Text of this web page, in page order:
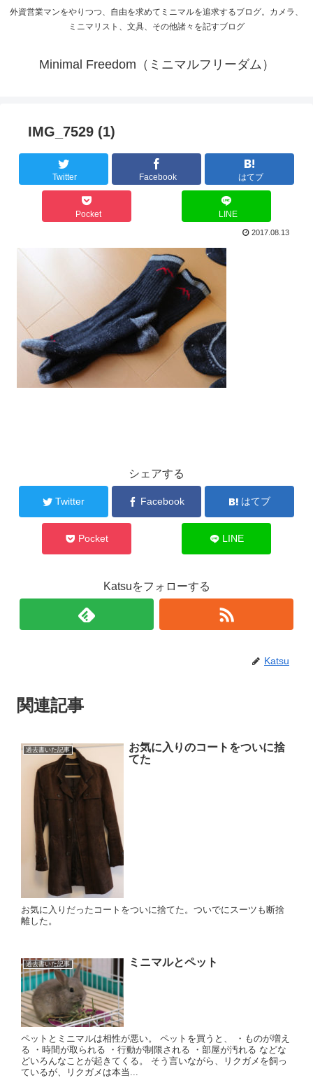
外資営業マンをやりつつ、自由を求めてミニマルを追求するブログ。カメラ、
ミニマリスト、文具、その他諸々を記すブログ
Minimal Freedom（ミニマルフリーダム）
IMG_7529 (1)
Twitter Facebook はてブ
Pocket LINE
2017.08.13
シェアする
Twitter Facebook はてブ
Pocket LINE
Katsuをフォローする
Katsu
関連記事
過去書いた記事
お気に入りのコートをついに捨
てた
お気に入りだったコートをついに捨てた。ついでにスーツも断捨
離した。
過去書いた記事 ミニマルとペット
ペットとミニマルは相性が悪い。 ペットを買うと、 ・ものが増え
る ・時間が取られる ・行動が制限される ・部屋が汚れる などな
どいろんなことが起きてくる。 そう言いながら、リクガメを飼っ
ているが、リクガメは本当...